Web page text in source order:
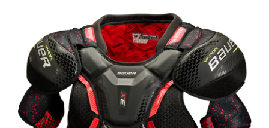
Previous Next